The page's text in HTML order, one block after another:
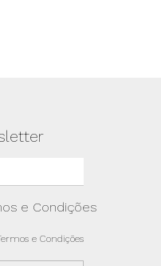
e Condições
e Condições